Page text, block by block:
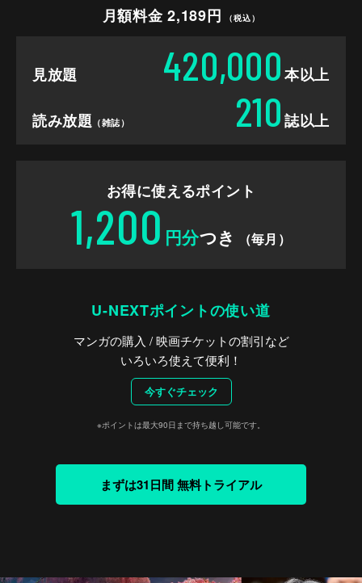
月額料金 2,189円 （税込）
見放題 420,000 本以上
読み放題 （雑誌） 210 誌以上
お得に使えるポイント
1,200 円分つき （毎月）
U-NEXTポイントの使い道
マンガの購入 / 映画チケットの割引など
いろいろ使えて便利！
今すぐチェック
※ポイントは最大90日まで持ち越し可能です。
まずは31日間 無料トライアル